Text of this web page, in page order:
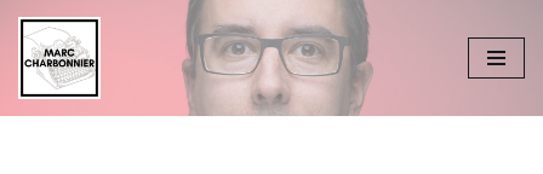
Aller
au
contenu